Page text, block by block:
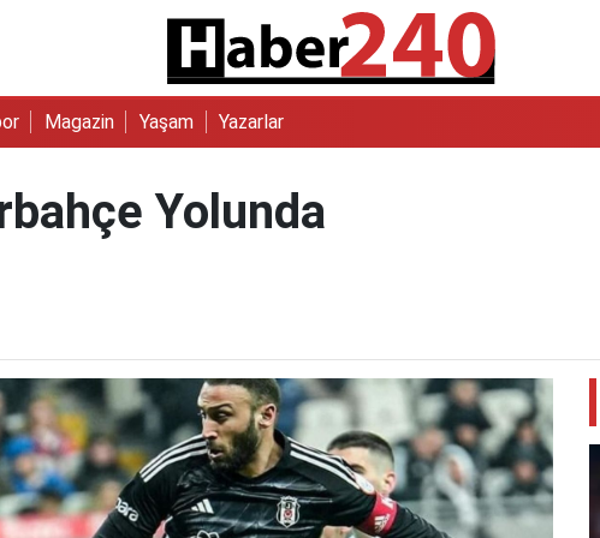
Magazin Yaşam Yazarlar
Yolunda